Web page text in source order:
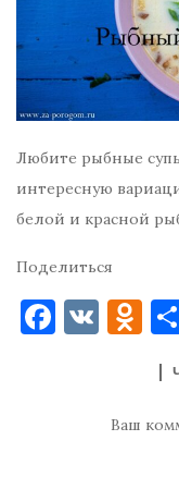
Любите рыбные
интересную
белой и красной
Поделиться
F V O
n
o
Ваш